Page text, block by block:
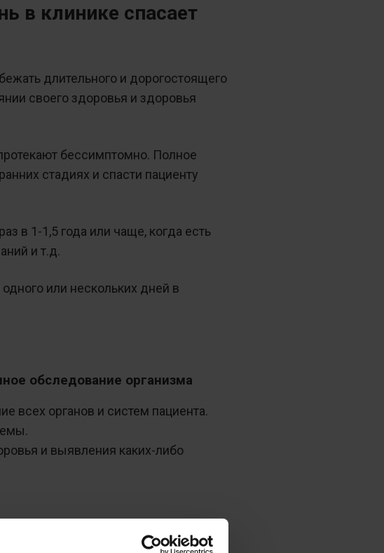
в клинике спасает
длительного и дорогостоящего
своего здоровья и здоровья
бессимптомно. Полное
стадиях и спасти пациенту
в 1-1,5 года или чаще, когда есть
и т.д.
или нескольких дней в
обследование организма
всех органов и систем пациента.
и выявления каких-либо